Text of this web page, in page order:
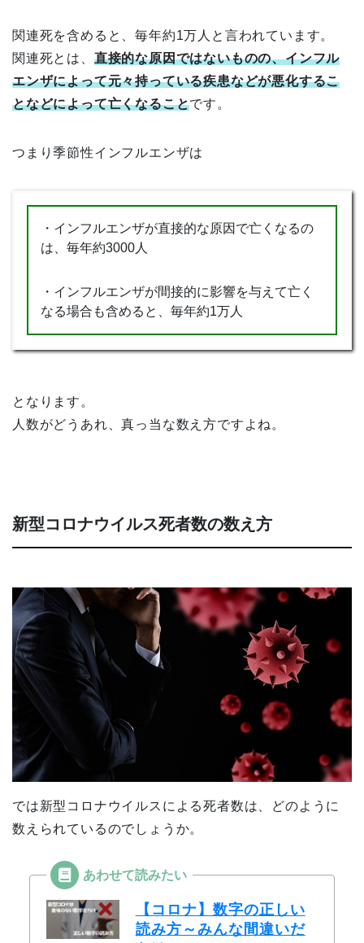
関連死を含めると、毎年約1万人と言われています。
関連死とは、 直接的な原因ではないものの、インフル
エンザによって元々持っている疾患などが悪化するこ
となどによって亡くなることです。
つまり季節性インフルエンザは
・インフルエンザが直接的な原因で亡くなるの
は、毎年約3000人
・インフルエンザが間接的に影響を与えて亡く
なる場合も含めると、毎年約1万人
となります。
人数がどうあれ、真っ当な数え方ですよね。
新型コロナウイルス死者数の数え方
では新型コロナウイルスによる死者数は、どのように
数えられているのでしょうか。
【コロナ】数字の正しい
読み方～みんな間違いだ